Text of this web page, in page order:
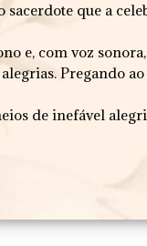
que a
e, com voz
Pregando
de inefável